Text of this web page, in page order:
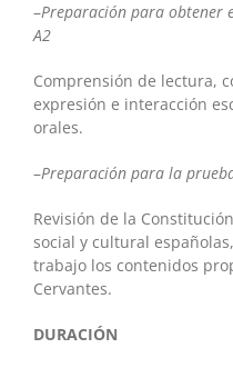
–Preparación para obtener
A2
Comprensión de lectura,
expresión e interacción
orales.
–Preparación para la prueba
Revisión de la
social y cultural
trabajo los contenidos
Cervantes.
DURACIÓN